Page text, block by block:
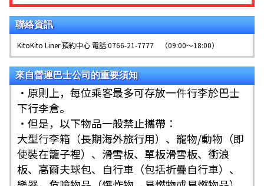
聯絡資訊
KitoKito Liner 預約中心 電話:0766-21-7777 （09:00～18:00）
來自營運巴士公司的重要須知
・原則上，每位乘客最多可存放一件行李於巴士
下行李倉。
・但是，以下物品一般禁止攜帶：
大型行李箱（長期海外旅行用）、寵物/動物（即
使裝在籠子裡）、滑雪板、單板滑雪板、衝浪
板、高爾夫球包、自行車（包括折疊自行車）、